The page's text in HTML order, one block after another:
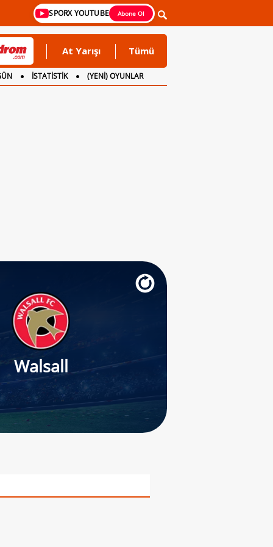
SPORX YOUTUBE Abone Ol
At Yarışı Tümü
İSTATİSTİK
(YENİ) OYUNLAR
Walsall